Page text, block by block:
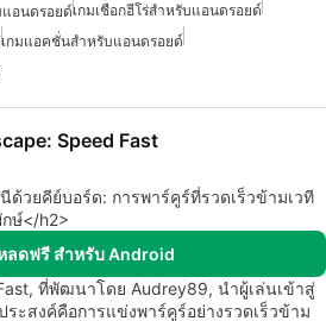
อนดรอยด์เกมเชือกฮีโร่สำหรับแอนดรอยด์
เกมแอคชั่นสำหรับแอนดรอยด์
Speed Fast
ด้วยคีย์บอร์ด: การพาร์คูร์ที่รวดเร็วข้ามเวที
ษ์</h2>
ลดฟรี สำหรับ Android
ที่พัฒนาโดย Audrey89, นำผู้เล่นเข้าสู่
ะสงค์คือการแข่งพาร์คูร์อย่างรวดเร็วข้าม